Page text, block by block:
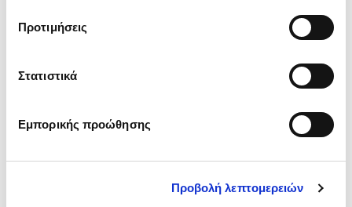
παραχωρήσει ή τις οποίες έχουν συλλέξει σε σχέση με
την από μέρους σας χρήση των υπηρεσιών τους.
Προτιμήσεις
Στατιστικά
Εμπορικής προώθησης
Προβολή λεπτομερειών
121.000km Χειροκίνητο
15.250€